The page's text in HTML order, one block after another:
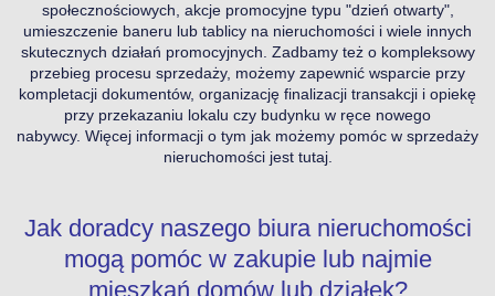
społecznościowych, akcje promocyjne typu "dzień otwarty",
umieszczenie baneru lub tablicy na nieruchomości i wiele innych
skutecznych działań promocyjnych. Zadbamy też o kompleksowy
przebieg procesu sprzedaży, możemy zapewnić wsparcie przy
kompletacji dokumentów, organizację finalizacji transakcji i opiekę
przy przekazaniu lokalu czy budynku w ręce nowego
nabywcy. Więcej informacji o tym jak możemy pomóc w sprzedaży
nieruchomości jest tutaj.
Jak doradcy naszego biura nieruchomości
mogą pomóc w zakupie lub najmie
mieszkań domów lub działek?